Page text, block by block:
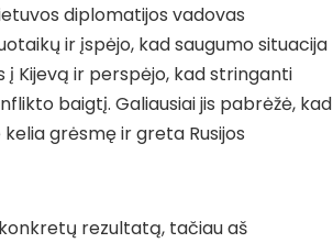
diplomatijos vadovas
ir įspėjo, kad saugumo situacija
Kijevą ir perspėjo, kad stringanti
baigtį. Galiausiai jis pabrėžė, kad
grėsmę ir greta Rusijos
rezultatą, tačiau aš